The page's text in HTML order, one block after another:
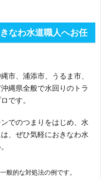
なわ水道職人へお任
市、浦添市、うるま市、
縄県全般で水回りのトラ
です。
でのつまりをはじめ、水
、ぜひ気軽におきなわ水
般的な対処法の例です。